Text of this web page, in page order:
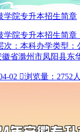
学院专升本招生简章
学院专升本招生简
次：本科办学类型：
徽省滁州市凤阳县东
02 浏览量：2752人